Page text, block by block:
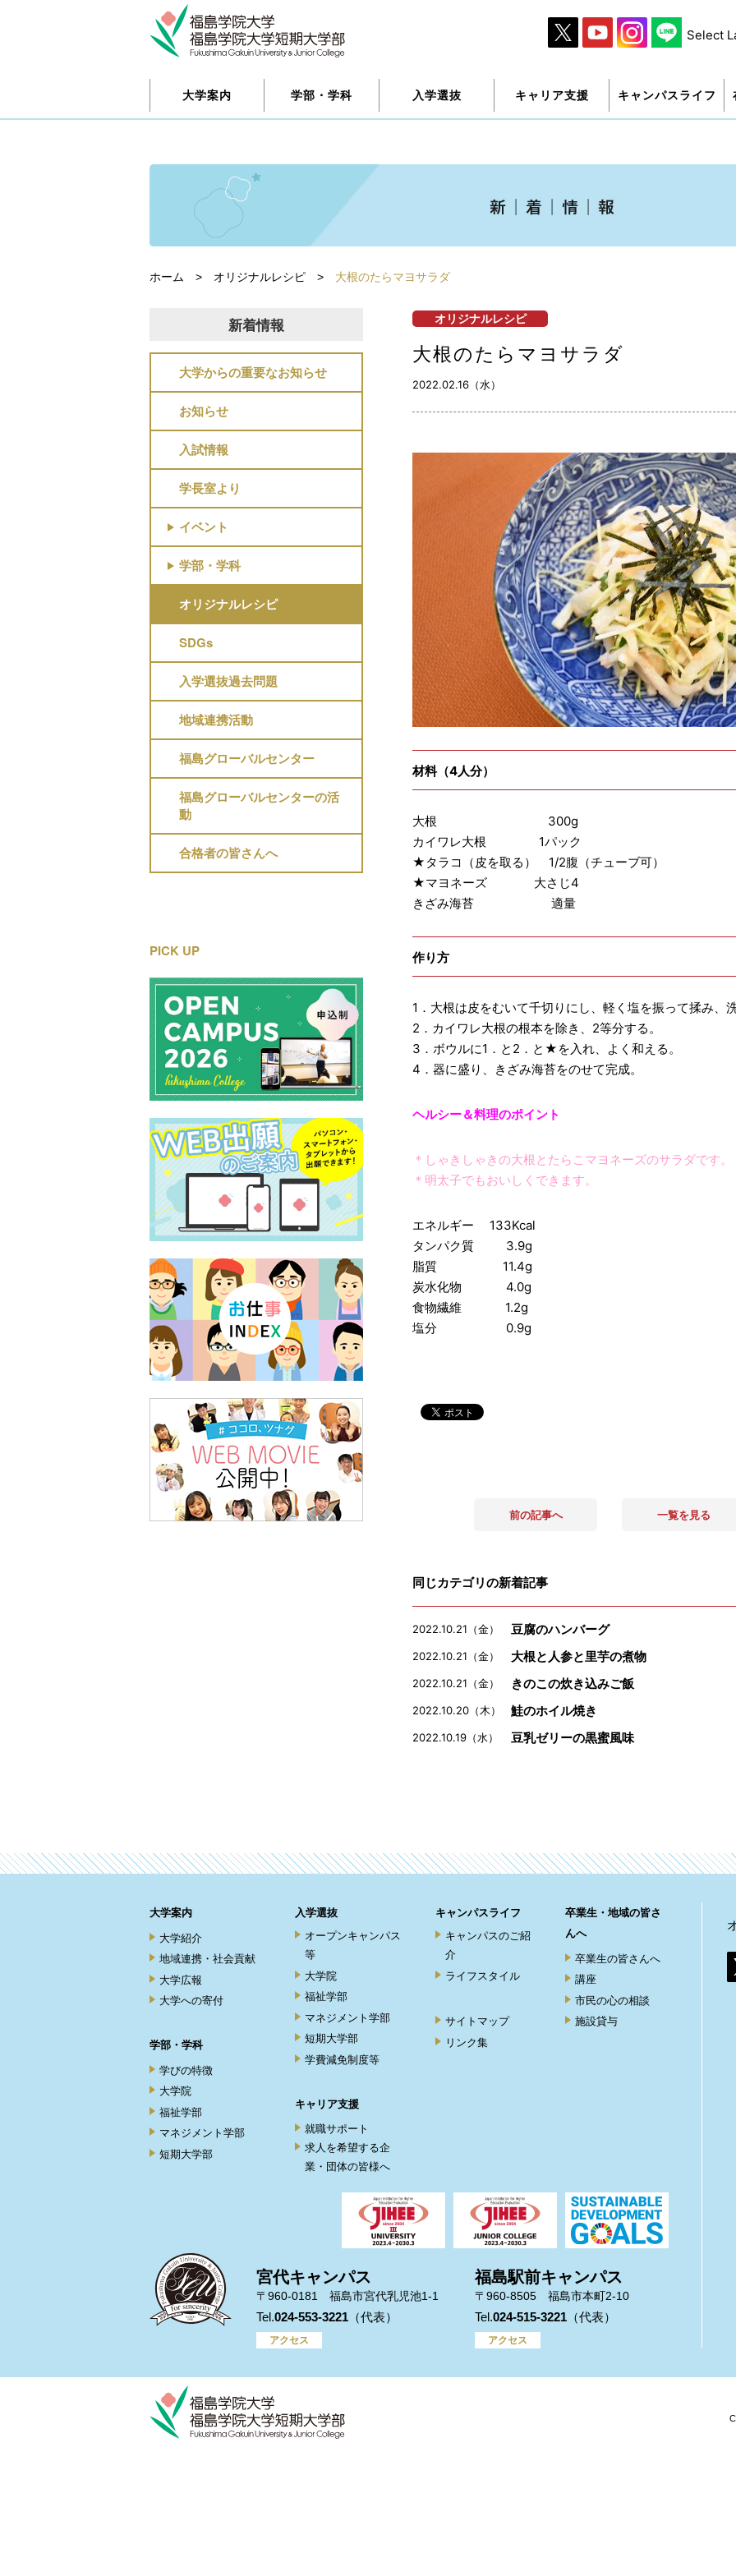
Select
大学案内 学部・学科 入学選抜 キャリア支援 キャンパスライフ
ホーム > オリジナルレシピ > 大根のたらマヨサラダ
新着情報
大学からの重要なお知らせ
お知らせ
入試情報
学長室より
イベント
学部・学科
オリジナルレシピ
SDGs
入学選抜過去問題
地域連携活動
福島グローバルセンター
福島グローバルセンターの活
動
合格者の皆さんへ
PICK UP
オリジナルレシピ
大根のたらマヨサラダ
2022.02.16（水）
材料（4人分）
大根 300g
カイワレ大根 1パック
★タラコ（皮を取る） 1/2腹（チューブ可）
★マヨネーズ 大さじ4
きざみ海苔 適量
作り方
1．大根は皮をむいて千切りにし、軽く塩を振って揉み、
2．カイワレ大根の根本を除き、2等分する。
3．ボウルに1．と2．と★を入れ、よく和える。
4．器に盛り、きざみ海苔をのせて完成。
ヘルシー＆料理のポイント
＊しゃきしゃきの大根とたらこマヨネーズのサラダです。
＊明太子でもおいしくできます。
エネルギー 133Kcal
タンパク質 3.9g
脂質 11.4g
炭水化物 4.0g
食物繊維 1.2g
塩分 0.9g
前の記事へ 一覧を見る
同じカテゴリの新着記事
2022.10.21（金） 豆腐のハンバーグ
2022.10.21（金） 大根と人参と里芋の煮物
2022.10.21（金） きのこの炊き込みご飯
2022.10.20（木） 鮭のホイル焼き
2022.10.19（水） 豆乳ゼリーの黒蜜風味
大学案内
大学紹介
地域連携・社会貢献
大学広報
大学への寄付
学部・学科
学びの特徴
大学院
福祉学部
マネジメント学部
短期大学部
入学選抜
オープンキャンパス
等
大学院
福祉学部
マネジメント学部
短期大学部
学費減免制度等
キャリア支援
就職サポート
求人を希望する企
業・団体の皆様へ
キャンパスライフ
キャンパスのご紹
介
ライフスタイル
サイトマップ
リンク集
卒業生・地域の皆さ
んへ
卒業生の皆さんへ
講座
市民の心の相談
施設貸与
宮代キャンパス
〒960-0181 福島市宮代乳児池1-1
024-553-3221
アクセス
福島駅前キャンパス
〒960-8505 福島市本町2-10
024-515-3221
アクセス